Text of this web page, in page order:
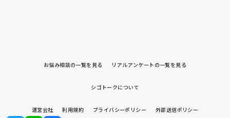
お悩み相談の一覧を見る リアルアンケートの一覧を見る
シゴトークについて
運営会社 利用規約 プライバシーポリシー 外部送信ポリシー